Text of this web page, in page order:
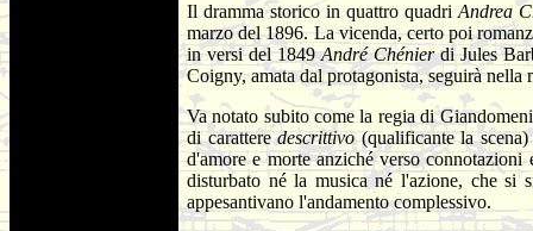
Il dramma storico in quattro quadri Andrea
marzo del 1896. La vicenda, certo poi
in versi del 1849André Chénierdi Jules
Coigny, amata dal protagonista, seguirà
Va notato subito come la regia di
di caratteredescrittivo(qualificante la
d'amore e morte anziché verso
disturbato né la musica né l'azione, che si
appesantivano l'andamento complessivo.